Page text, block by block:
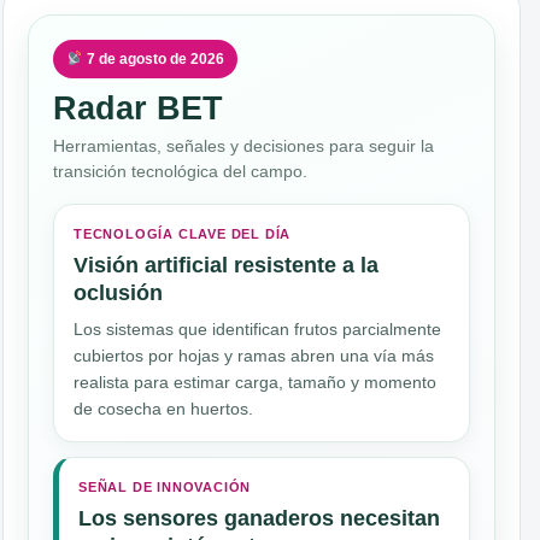
7 de agosto de 2026
Radar BET
Herramientas, señales y decisiones para seguir la
transición tecnológica del campo.
TECNOLOGÍA CLAVE DEL DÍA
Visión artificial resistente a la
oclusión
Los sistemas que identifican frutos parcialmente
cubiertos por hojas y ramas abren una vía más
realista para estimar carga, tamaño y momento
de cosecha en huertos.
SEÑAL DE INNOVACIÓN
Los sensores ganaderos necesitan